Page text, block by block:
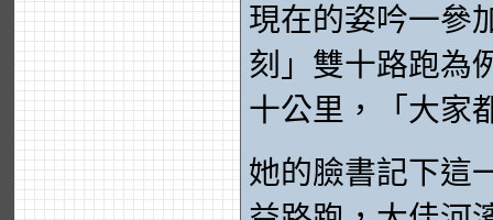
現在的姿吟一參
刻」雙十路跑為
十公里，「大家
她的臉書記下這